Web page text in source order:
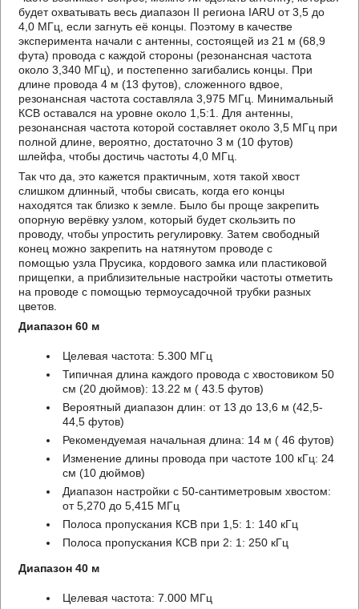
будет охватывать весь диапазон II региона IARU от 3,5 до
4,0 МГц, если загнуть её концы. Поэтому в качестве
эксперимента начали с антенны, состоящей из 21 м (68,9
фута) провода с каждой стороны (резонансная частота
около 3,340 МГц), и постепенно загибались концы. При
длине провода 4 м (13 футов), сложенного вдвое,
резонансная частота составляла 3,975 МГц. Минимальный
КСВ оставался на уровне около 1,5:1. Для антенны,
резонансная частота которой составляет около 3,5 МГц при
полной длине, вероятно, достаточно 3 м (10 футов)
шлейфа, чтобы достичь частоты 4,0 МГц.
Так что да, это кажется практичным, хотя такой хвост
слишком длинный, чтобы свисать, когда его концы
находятся так близко к земле. Было бы проще закрепить
опорную верёвку узлом, который будет скользить по
проводу, чтобы упростить регулировку. Затем свободный
конец можно закрепить на натянутом проводе с
помощью узла Прусика, кордового замка или пластиковой
прищепки, а приблизительные настройки частоты отметить
на проводе с помощью термоусадочной трубки разных
цветов.
Диапазон 60 м
Целевая частота: 5.300 МГц
Типичная длина каждого провода с хвостовиком 50
см (20 дюймов): 13.22 м ( 43.5 футов)
Вероятный диапазон длин: от 13 до 13,6 м (42,5-
44,5 футов)
Рекомендуемая начальная длина: 14 м ( 46 футов)
Изменение длины провода при частоте 100 кГц: 24
см (10 дюймов)
Диапазон настройки с 50-сантиметровым хвостом:
от 5,270 до 5,415 МГц
Полоса пропускания КСВ при 1,5: 1: 140 кГц
Полоса пропускания КСВ при 2: 1: 250 кГц
Диапазон 40 м
Целевая частота: 7.000 МГц